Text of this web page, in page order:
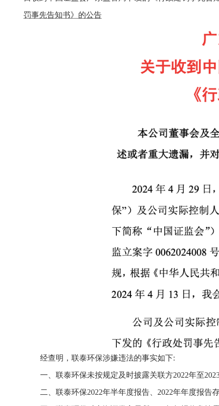
罚事先告知书》的公告
经查明，联泰环保涉嫌违法的事实如下:
一、联泰环保未按规定及时披露关联方2022年至
二、联泰环保2022年半年度报告、2022年年度报告